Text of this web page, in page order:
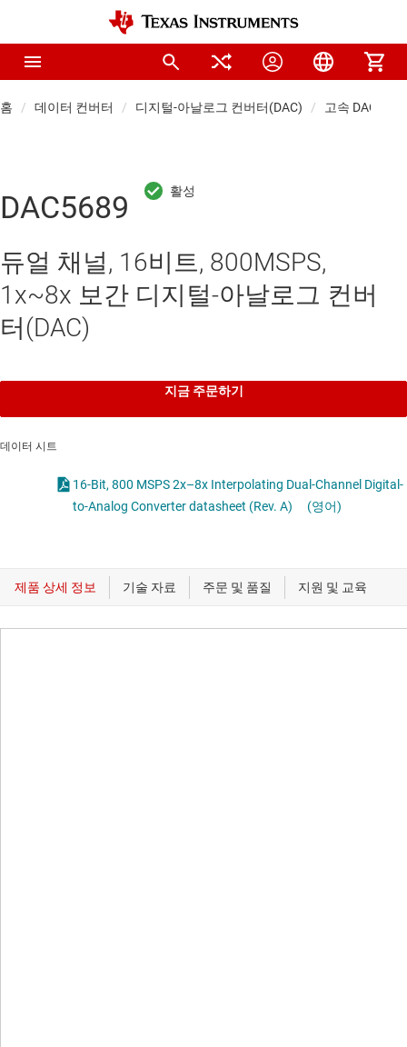
홈 데이터 컨버터 디지털-아날로그 컨버터(DAC) 고속 DAC(>10
DAC5689
듀얼 채널, 16비트, 800MSPS,
1x~8x 보간 디지털-아날로그 컨버
터(DAC)
지금 주문하기
데이터 시트
16-Bit, 800 MSPS 2x–8x Interpolating Dual-Channel Digital-
to-Analog Converter datasheet (Rev. A)
(영어)